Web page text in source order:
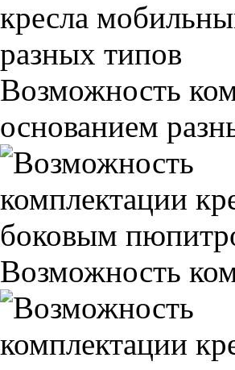
Возможность
основанием
Возможность